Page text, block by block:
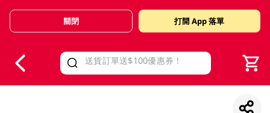
Valid Until 30 June 2026
關閉 打開 App 落單